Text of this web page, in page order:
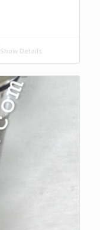
Show Details